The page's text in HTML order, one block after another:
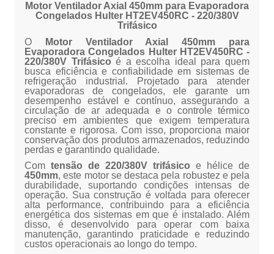
Motor Ventilador Axial 450mm para Evaporadora
Congelados Hulter HT2EV450RC - 220/380V
Trifásico
O
Motor Ventilador Axial 450mm para
Evaporadora Congelados Hulter HT2EV450RC -
220/380V Trifásico é a escolha ideal para quem
busca eficiência e confiabilidade em sistemas de
refrigeração industrial. Projetado para atender
evaporadoras de congelados, ele garante um
desempenho estável e contínuo, assegurando a
circulação de ar adequada e o controle térmico
preciso em ambientes que exigem temperatura
constante e rigorosa. Com isso, proporciona maior
conservação dos produtos armazenados, reduzindo
perdas e garantindo qualidade.
Com tensão de 220/380V trifásico e hélice de
450mm, este motor se destaca pela robustez e pela
durabilidade, suportando condições intensas de
operação. Sua construção é voltada para oferecer
alta performance, contribuindo para a eficiência
energética dos sistemas em que é instalado. Além
disso, é desenvolvido para operar com baixa
manutenção, garantindo praticidade e reduzindo
custos operacionais ao longo do tempo.